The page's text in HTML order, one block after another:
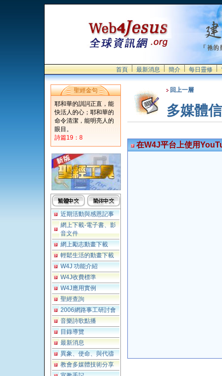
首頁 最新消息 簡介 每日靈修
聖經金句
耶和華的訓詞正直，能
快活人的心；耶和華的
命令清潔，能明亮人的
眼目。
詩篇19：8
近期活動與感恩記事
網上下載-電子書、影
音文件
網上勵志動畫下載
輕鬆生活的動畫下載
W4J 功能介紹
W4J收費標準
W4J應用實例
聖經查詢
2006網路事工研討會
音樂詩歌點播
目錄導覽
最新消息
異象、使命、與代禱
教會多媒體技術分享
回上一層
多媒體
在W4J平台上使用